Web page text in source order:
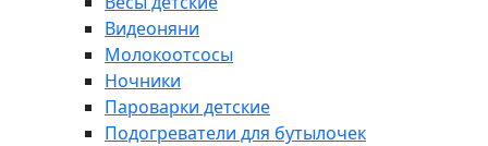
Видеоняни
Молокоотсосы
Ночники
Пароварки детские
Подогреватели для бутылочек